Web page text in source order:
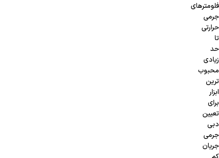
فلومترهای
جرمی
حرارتی
تا
حد
زیادی
محبوب
ترین
ابزار
برای
تعیین
دبی
جرمی
جریان